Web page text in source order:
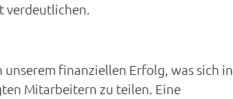
verdeutlichen.
finanziellen Erfolg, was sich in
Mitarbeitern zu teilen. Eine